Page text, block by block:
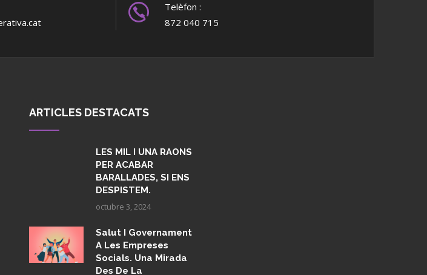
Telèfon :
872 040 715
ARTICLES DESTACATS
LES MIL I UNA RAONS
PER ACABAR
BARALLADES, SI ENS
DESPISTEM.
octubre 3, 2024
Salut I Governament
A Les Empreses
Socials. Una Mirada
Des De La